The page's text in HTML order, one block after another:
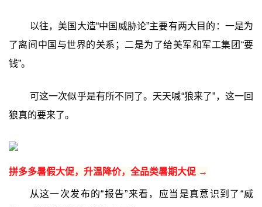
以往，美国大造“中国威胁论”主要有两大目的：一是为
了离间中国与世界的关系；二是为了给美军和军工集团“要
钱”。
可这一次似乎是有所不同了。天天喊“狼来了”，这一回
狼真的要来了。
拼多多暑假大促，升温降价，全品类暑期大促 →
从这一次发布的“报告”来看，应当是真意识到了“威